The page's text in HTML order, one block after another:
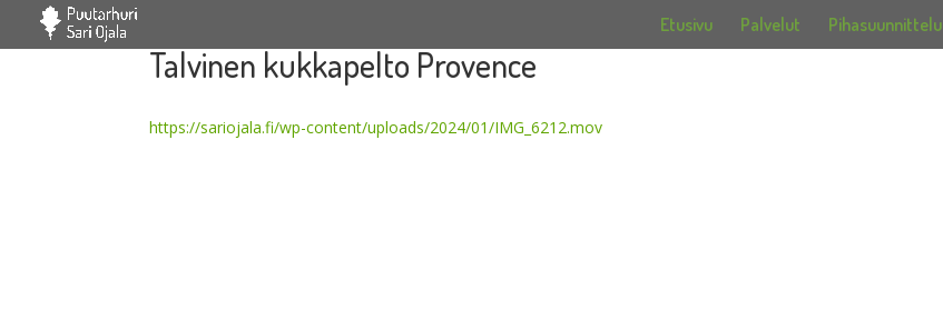
Etusivu Palvelut Pihasuunnittelu
Talvinen kukkapelto Provence
https://sariojala.fi/wp-content/uploads/2024/01/IMG_6212.mov